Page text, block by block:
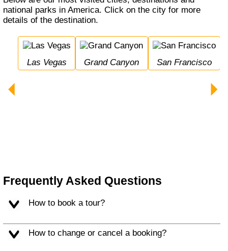
national parks in America. Click on the city for more
details of the destination.
Las Vegas Grand Canyon San Francisco
Frequently Asked Questions
How to book a tour?
How to change or cancel a booking?